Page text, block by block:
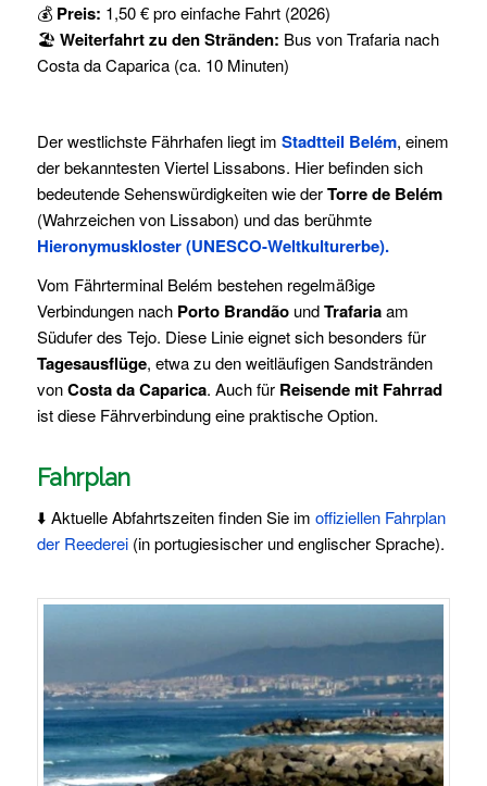
💰 Preis: 1,50 € pro einfache Fahrt (2026)
🏖 Weiterfahrt zu den Stränden: Bus von Trafaria nach
Costa da Caparica (ca. 10 Minuten)
Der westlichste Fährhafen liegt im Stadtteil Belém, einem
der bekanntesten Viertel Lissabons. Hier befinden sich
bedeutende Sehenswürdigkeiten wie derTorre de Belém
(Wahrzeichen von Lissabon) und das berühmte
Hieronymuskloster (UNESCO-Weltkulturerbe).
Vom Fährterminal Belém bestehen regelmäßige
Verbindungen nach Porto BrandãoundTrafariaam
Südufer des Tejo. Diese Linie eignet sich besonders für
Tagesausflüge, etwa zu den weitläufigen Sandstränden
vonCosta da Caparica. Auch für Reisende mit Fahrrad
ist diese Fährverbindung eine praktische Option.
Fahrplan
⬇️ Aktuelle Abfahrtszeiten finden Sie im offiziellen Fahrplan
der Reederei(in portugiesischer und englischer Sprache).